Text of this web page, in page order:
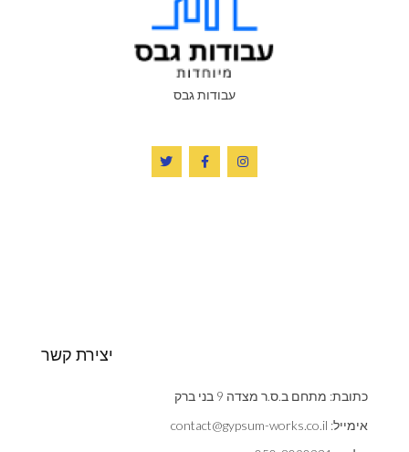
עבודות גבס
יצירת קשר
כתובת: מתחם ב.ס.ר מצדה 9 בני ברק
אימייל: contact@gypsum-works.co.il